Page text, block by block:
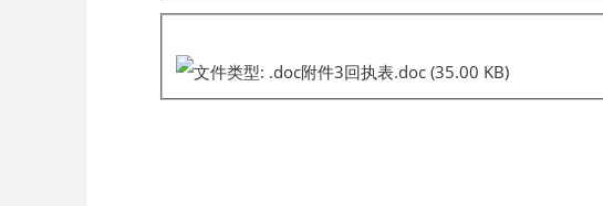
附件3回执表.doc(35.00 KB)